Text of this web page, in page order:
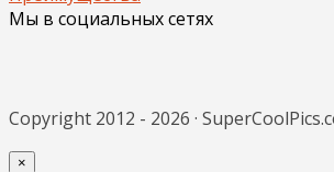
Мы в социальных сетях
Copyright 2012 - 2026 ·
×